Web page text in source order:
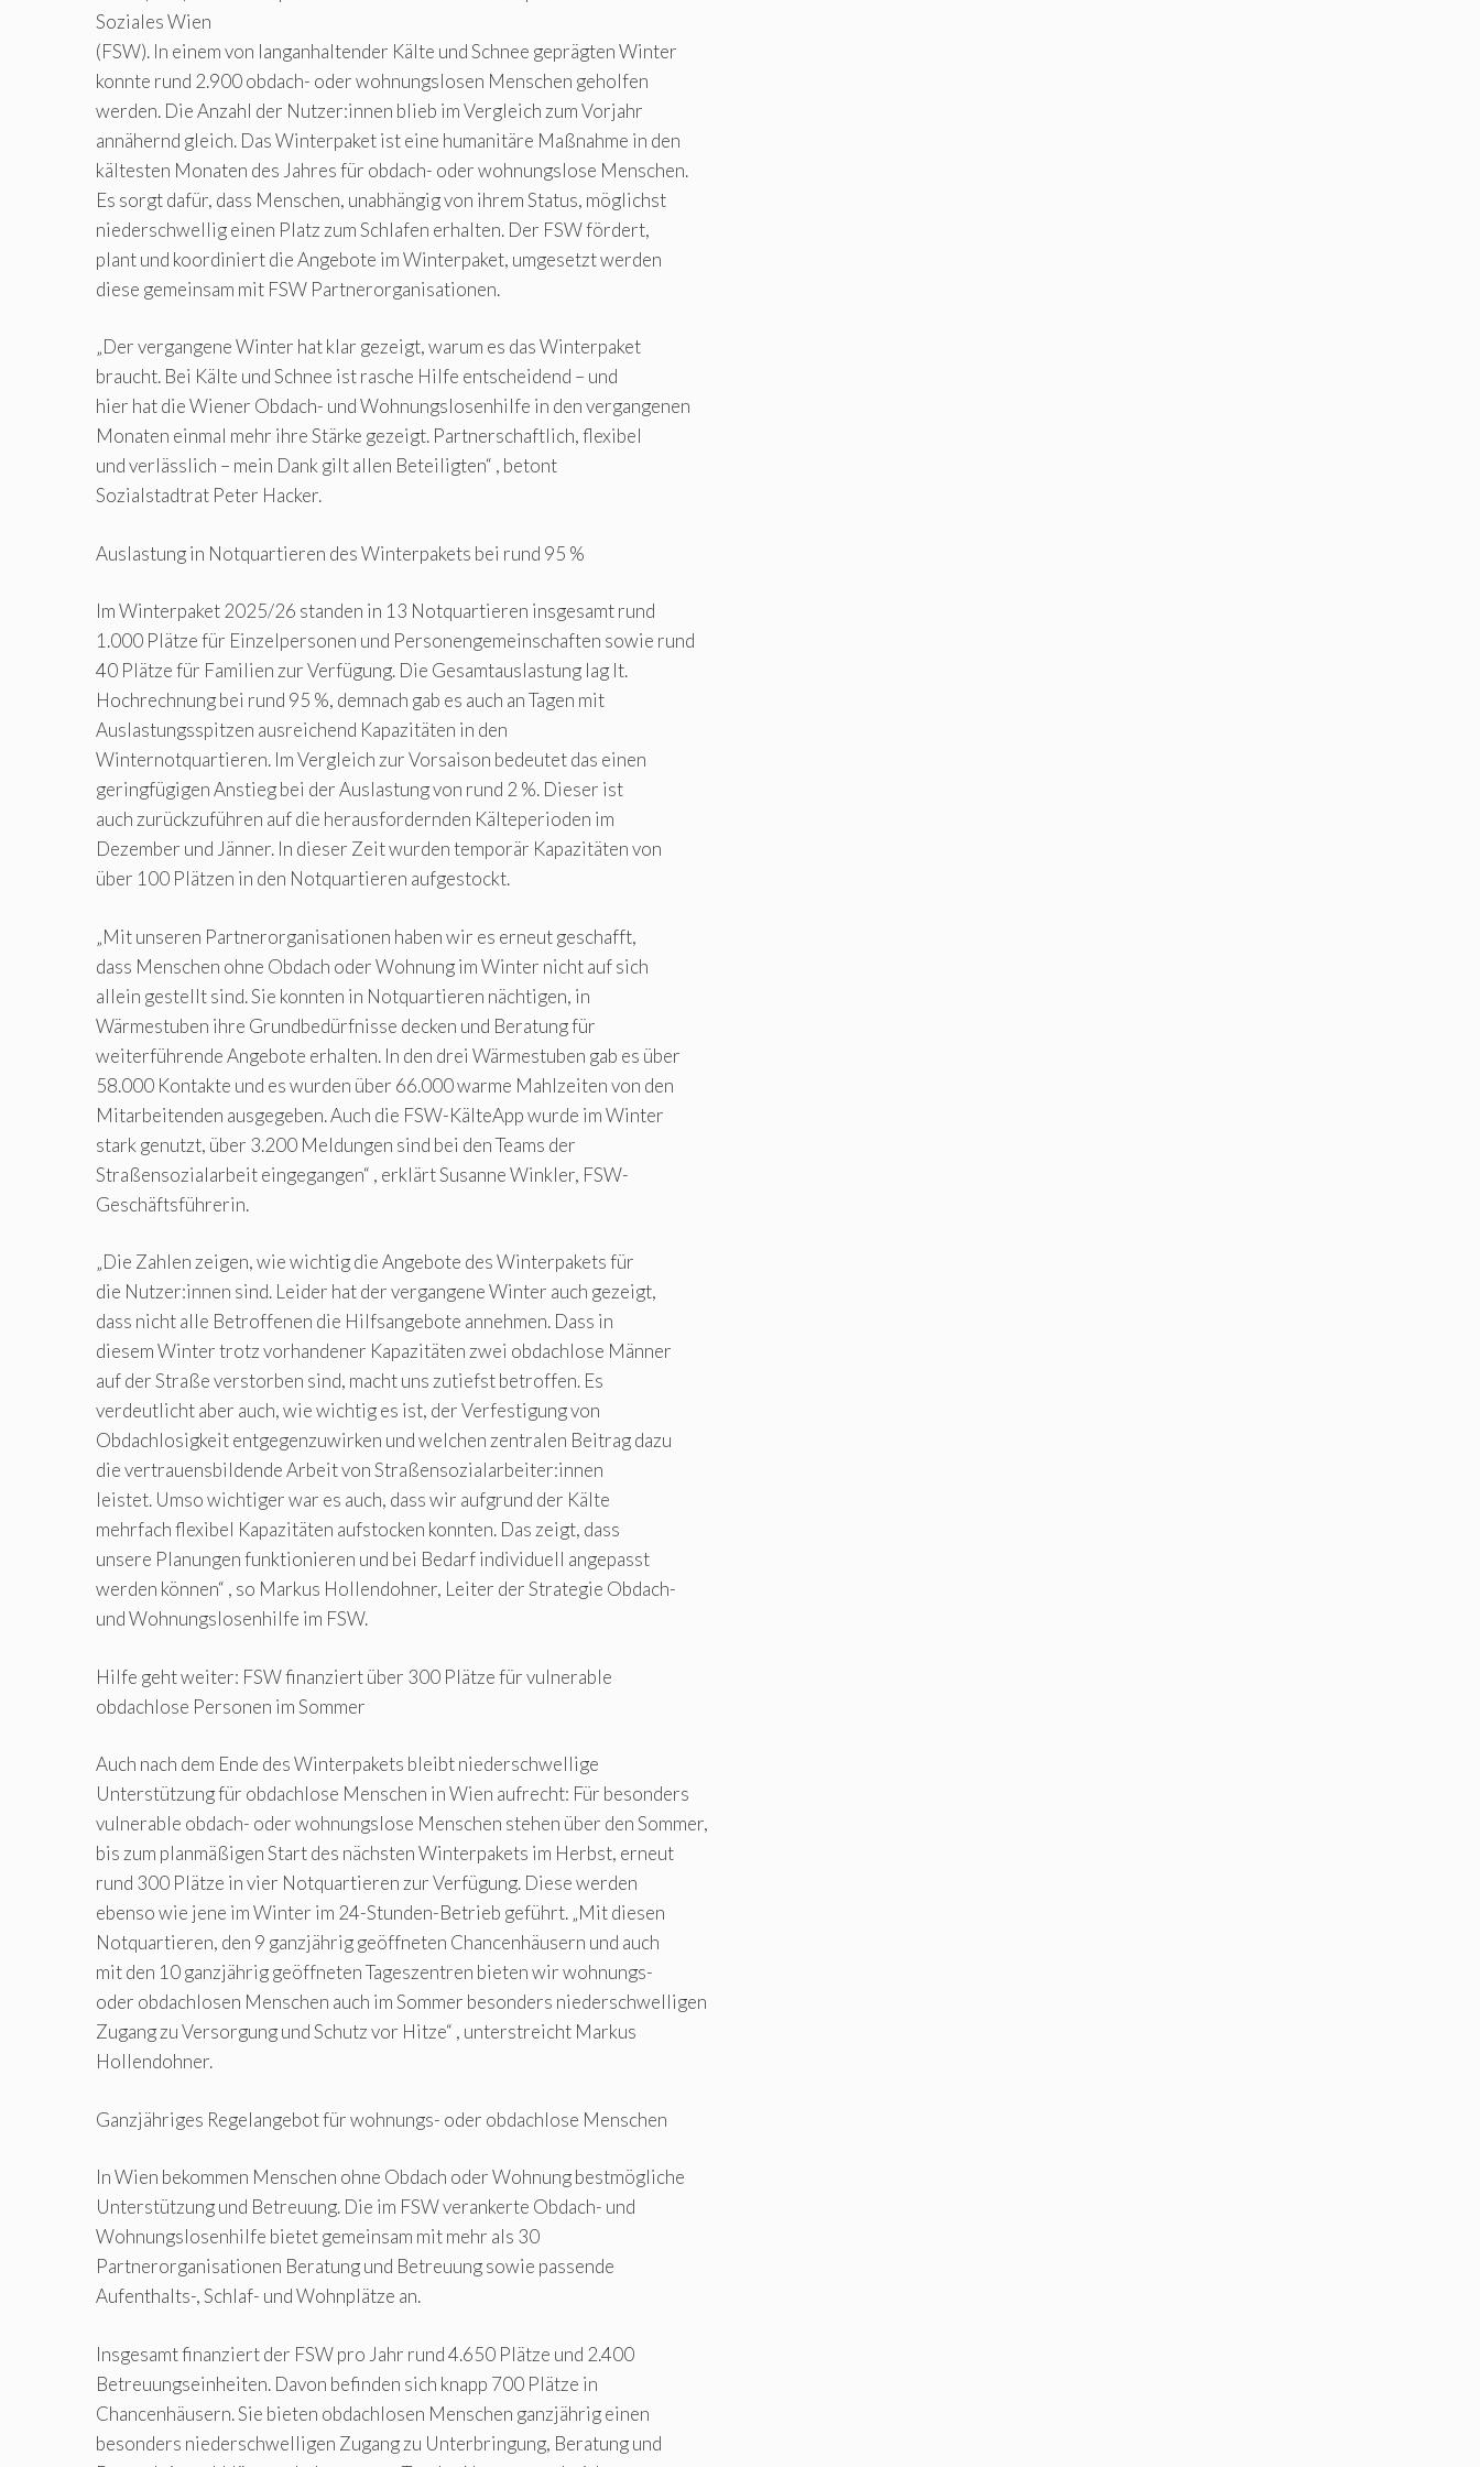
Soziales Wien
(FSW). In einem von langanhaltender Kälte und Schnee geprägten Winter
konnte rund 2.900 obdach- oder wohnungslosen Menschen geholfen
werden. Die Anzahl der Nutzer:innen blieb im Vergleich zum Vorjahr
annähernd gleich. Das Winterpaket ist eine humanitäre Maßnahme in den
kältesten Monaten des Jahres für obdach- oder wohnungslose Menschen.
Es sorgt dafür, dass Menschen, unabhängig von ihrem Status, möglichst
niederschwellig einen Platz zum Schlafen erhalten. Der FSW fördert,
plant und koordiniert die Angebote im Winterpaket, umgesetzt werden
diese gemeinsam mit FSW Partnerorganisationen.
„Der vergangene Winter hat klar gezeigt, warum es das Winterpaket
braucht. Bei Kälte und Schnee ist rasche Hilfe entscheidend – und
hier hat die Wiener Obdach- und Wohnungslosenhilfe in den vergangenen
Monaten einmal mehr ihre Stärke gezeigt. Partnerschaftlich, flexibel
und verlässlich – mein Dank gilt allen Beteiligten“ , betont
Sozialstadtrat Peter Hacker.
Auslastung in Notquartieren des Winterpakets bei rund 95 %
Im Winterpaket 2025/26 standen in 13 Notquartieren insgesamt rund
1.000 Plätze für Einzelpersonen und Personengemeinschaften sowie rund
40 Plätze für Familien zur Verfügung. Die Gesamtauslastung lag lt.
Hochrechnung bei rund 95 %, demnach gab es auch an Tagen mit
Auslastungsspitzen ausreichend Kapazitäten in den
Winternotquartieren. Im Vergleich zur Vorsaison bedeutet das einen
geringfügigen Anstieg bei der Auslastung von rund 2 %. Dieser ist
auch zurückzuführen auf die herausfordernden Kälteperioden im
Dezember und Jänner. In dieser Zeit wurden temporär Kapazitäten von
über 100 Plätzen in den Notquartieren aufgestockt.
„Mit unseren Partnerorganisationen haben wir es erneut geschafft,
dass Menschen ohne Obdach oder Wohnung im Winter nicht auf sich
allein gestellt sind. Sie konnten in Notquartieren nächtigen, in
Wärmestuben ihre Grundbedürfnisse decken und Beratung für
weiterführende Angebote erhalten. In den drei Wärmestuben gab es über
58.000 Kontakte und es wurden über 66.000 warme Mahlzeiten von den
Mitarbeitenden ausgegeben. Auch die FSW-KälteApp wurde im Winter
stark genutzt, über 3.200 Meldungen sind bei den Teams der
Straßensozialarbeit eingegangen“ , erklärt Susanne Winkler, FSW-
Geschäftsführerin.
„Die Zahlen zeigen, wie wichtig die Angebote des Winterpakets für
die Nutzer:innen sind. Leider hat der vergangene Winter auch gezeigt,
dass nicht alle Betroffenen die Hilfsangebote annehmen. Dass in
diesem Winter trotz vorhandener Kapazitäten zwei obdachlose Männer
auf der Straße verstorben sind, macht uns zutiefst betroffen. Es
verdeutlicht aber auch, wie wichtig es ist, der Verfestigung von
Obdachlosigkeit entgegenzuwirken und welchen zentralen Beitrag dazu
die vertrauensbildende Arbeit von Straßensozialarbeiter:innen
leistet. Umso wichtiger war es auch, dass wir aufgrund der Kälte
mehrfach flexibel Kapazitäten aufstocken konnten. Das zeigt, dass
unsere Planungen funktionieren und bei Bedarf individuell angepasst
werden können“ , so Markus Hollendohner, Leiter der Strategie Obdach-
und Wohnungslosenhilfe im FSW.
Hilfe geht weiter: FSW finanziert über 300 Plätze für vulnerable
obdachlose Personen im Sommer
Auch nach dem Ende des Winterpakets bleibt niederschwellige
Unterstützung für obdachlose Menschen in Wien aufrecht: Für besonders
vulnerable obdach- oder wohnungslose Menschen stehen über den Sommer,
bis zum planmäßigen Start des nächsten Winterpakets im Herbst, erneut
rund 300 Plätze in vier Notquartieren zur Verfügung. Diese werden
ebenso wie jene im Winter im 24-Stunden-Betrieb geführt. „Mit diesen
Notquartieren, den 9 ganzjährig geöffneten Chancenhäusern und auch
mit den 10 ganzjährig geöffneten Tageszentren bieten wir wohnungs-
oder obdachlosen Menschen auch im Sommer besonders niederschwelligen
Zugang zu Versorgung und Schutz vor Hitze“ , unterstreicht Markus
Hollendohner.
Ganzjähriges Regelangebot für wohnungs- oder obdachlose Menschen
In Wien bekommen Menschen ohne Obdach oder Wohnung bestmögliche
Unterstützung und Betreuung. Die im FSW verankerte Obdach- und
Wohnungslosenhilfe bietet gemeinsam mit mehr als 30
Partnerorganisationen Beratung und Betreuung sowie passende
Aufenthalts-, Schlaf- und Wohnplätze an.
Insgesamt finanziert der FSW pro Jahr rund 4.650 Plätze und 2.400
Betreuungseinheiten. Davon befinden sich knapp 700 Plätze in
Chancenhäusern. Sie bieten obdachlosen Menschen ganzjährig einen
besonders niederschwelligen Zugang zu Unterbringung, Beratung und